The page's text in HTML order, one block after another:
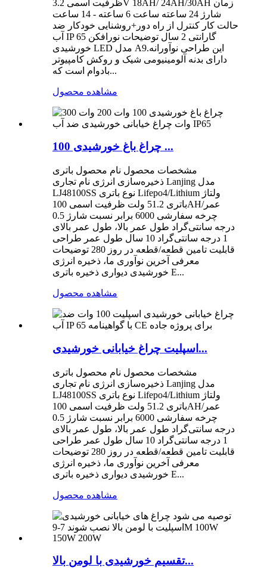
ظرفیت اسمی 3.2V 18AH/ 24AH/30AH زمان
شارژ 24 ساعته ساعت 6 ساعته - 14 ساعت
حالت کار کنترل از راه دور+روشنایی خودکار ضد
آب IP 65 گارانتی 2 سال توضیحات نورافکن
خورشیدی LED مدل A9.این طراحی نوآورانه
دارای بدنه آلومینیومی شیک و روکش کامپیوتر
بادوام است که...
مشاهده محصول
چراغ باغ خورشیدی 100 ...
مشخصات محصول نام محصول باتری
ذخیره‌سازی انرژی نام تجاری Lanjing مدل
LJ48100SS نوع باتری Lifepo4/Lithium ولتاژ
باتری 51.2 ولت ظرفیت اسمی 100AH/عمر
چرخه سفارشی 6000 برابر نسبت شارژ 0.5
درجه سانتی‌گراد طول عمر بالا، طول عمر بالای
1 درجه سانتی‌گراد 10 سال طول عمر طراحی
قابلیت تامین قطعه/قطعه در روز 280 توضیحات
معرفی آخرین نوآوری ما، ذخیره انرژی
خورشیدی دیواری ذخیره باتری E...
مشاهده محصول
اسپلیت چراغ خیابانی خورشیدی...
مشخصات محصول نام محصول باتری
ذخیره‌سازی انرژی نام تجاری Lanjing مدل
LJ48100SS نوع باتری Lifepo4/Lithium ولتاژ
باتری 51.2 ولت ظرفیت اسمی 100AH/عمر
چرخه سفارشی 6000 برابر نسبت شارژ 0.5
درجه سانتی‌گراد طول عمر بالا، طول عمر بالای
1 درجه سانتی‌گراد 10 سال طول عمر طراحی
قابلیت تامین قطعه/قطعه در روز 280 توضیحات
معرفی آخرین نوآوری ما، ذخیره انرژی
خورشیدی دیواری ذخیره باتری E...
مشاهده محصول
تقسیم خورشیدی با لومن بالا...